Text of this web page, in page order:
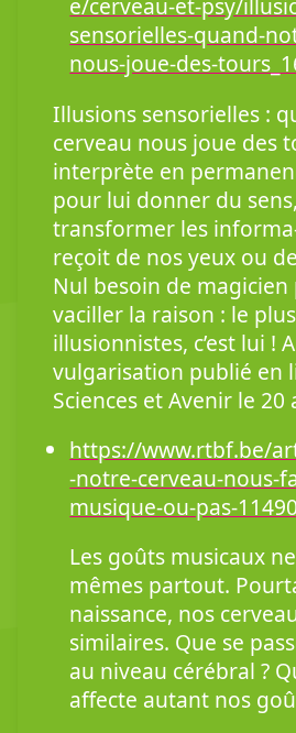
e/cerveau-et-psy/
sensorielles-quand-
nous-joue-des-
Illusions sensorielles :
cerveau nous joue des
interprète en
pour lui donner du
transformer les
reçoit de nos yeux ou
Nul besoin de
vaciller la raison : le
illusionnistes, c’est lui !
vulgarisation publié en
Sciences et Avenir le 20
https://www.rtbf.be/
-notre-cerveau-nous-
musique-ou-pas-
Les goûts musicaux
mêmes partout.
naissance, nos
similaires. Que se
au niveau cérébral ?
affecte autant nos